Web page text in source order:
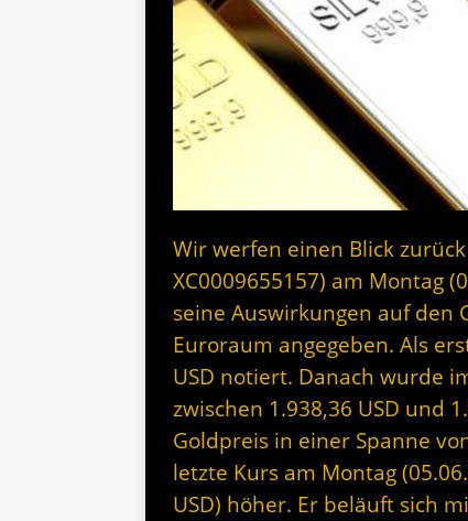
Wir werfen einen Blick
XC0009655157) am Montag
seine Auswirkungen auf den
Euroraum angegeben. Als
USD notiert. Danach wurde
zwischen 1.938,36 USD und
Goldpreis in einer Spanne
letzte Kurs am Montag
USD) höher. Er beläuft sich